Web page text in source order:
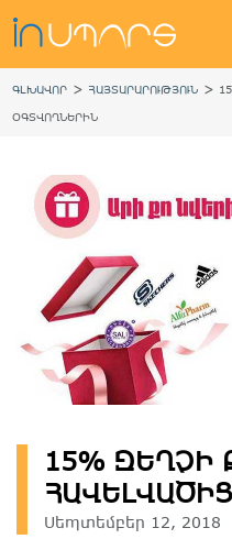
ԳԼԽԱՎՈՐ > ՀԱՅՏԱՐԱՐՈՒԹՅՈՒՆ >
ՕԳՏՎՈՂՆԵՐԻՆ
15% ԶԵՂՉԻ
Սեպտեմբեր 12, 2018